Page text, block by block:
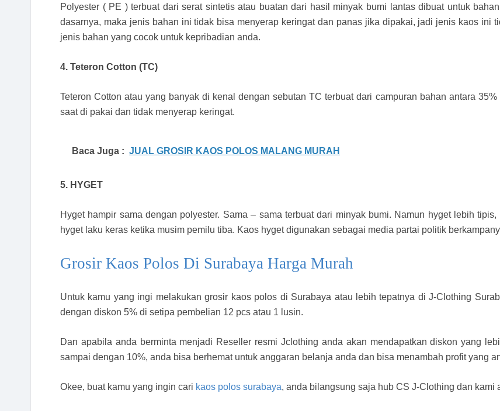
Polyester ( PE ) terbuat dari serat sintetis atau buatan dari hasil minyak bumi lantas dibuat untuk
dasarnya, maka jenis bahan ini tidak bisa menyerap keringat dan panas jika dipakai, jadi jenis kaos ini
jenis bahan yang cocok untuk kepribadian anda.
4. Teteron Cotton (TC)
Teteron Cotton atau yang banyak di kenal dengan sebutan TC terbuat dari campuran bahan antara
saat di pakai dan tidak menyerap keringat.
Baca Juga : JUAL GROSIR KAOS POLOS MALANG MURAH
5. HYGET
Hyget hampir sama dengan polyester. Sama – sama terbuat dari minyak bumi. Namun hyget lebih
hyget laku keras ketika musim pemilu tiba. Kaos hyget digunakan sebagai media partai politik
Grosir Kaos Polos Di Surabaya Harga Murah
Untuk kamu yang ingi melakukan grosir kaos polos di Surabaya atau lebih tepatnya di J-Clothing
dengan diskon 5% di setipa pembelian 12 pcs atau 1 lusin.
Dan apabila anda berminta menjadi Reseller resmi Jclothing anda akan mendapatkan diskon yang
sampai dengan 10%, anda bisa berhemat untuk anggaran belanja anda dan bisa menambah profit yang
Okee, buat kamu yang ingin cari kaos polos surabaya, anda bilangsung saja hub CS J-Clothing dan kami